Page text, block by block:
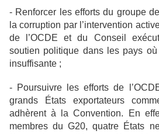
- Renforcer les efforts du groupe
la corruption par l’intervention
de l’OCDE et du Conseil
soutien politique dans les pays
insuffisante ;
- Poursuivre les efforts de
grands États exportateurs
adhèrent à la Convention. En
membres du G20, quatre États